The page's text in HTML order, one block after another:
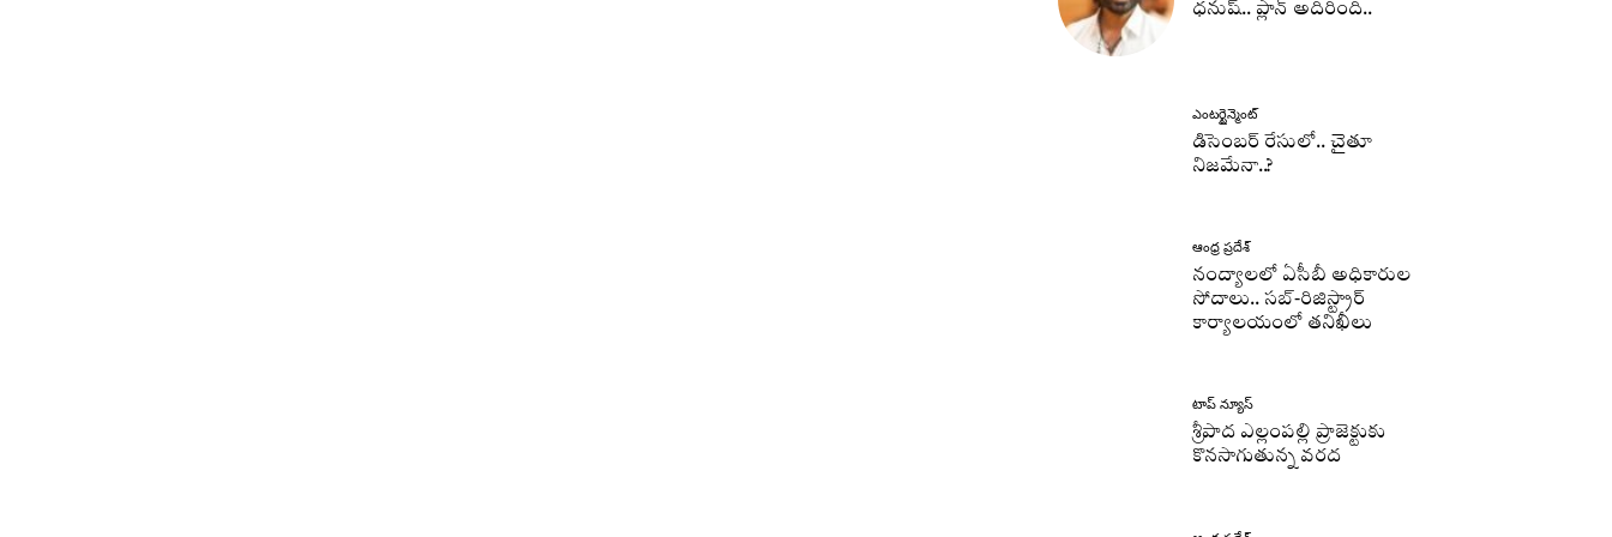
ధనుష్‌.. ప్లాన్ అదిరింది..
ఎంటర్టైన్మెంట్
డిసెంబర్ రేసులో.. చైతూ
నిజమేనా..?
ఆంధ్ర ప్రదేశ్
నంద్యాలలో ఏసీబీ అధికారుల
సోదాలు.. సబ్-రిజిస్ట్రార్
కార్యాలయంలో తనిఖీలు
టాప్ న్యూస్
శ్రీపాద ఎల్లంపల్లి ప్రాజెక్టుకు
కొనసాగుతున్న వరద